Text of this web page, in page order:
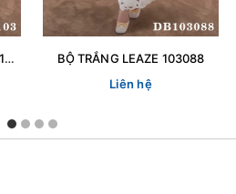
BỘ TRẮNG LENIN REN 103103
BỘ TRẮNG LEAZE 103088
Liên hệ